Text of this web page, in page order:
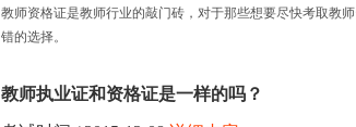
教师资格证是教师行业的敲门砖，对于那些想要尽快考取教
错的选择。
教师执业证和资格证是一样的吗？